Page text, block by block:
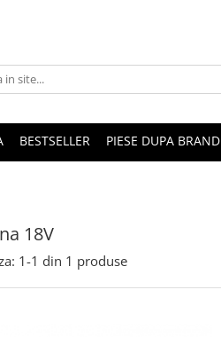
BESTSELLER PIESE DUPA BRAND
18V
1-1 din 1 produse